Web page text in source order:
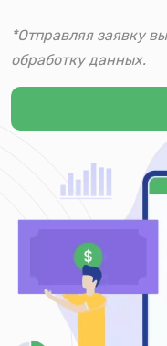
*Отправляя заявку
обработку данных.